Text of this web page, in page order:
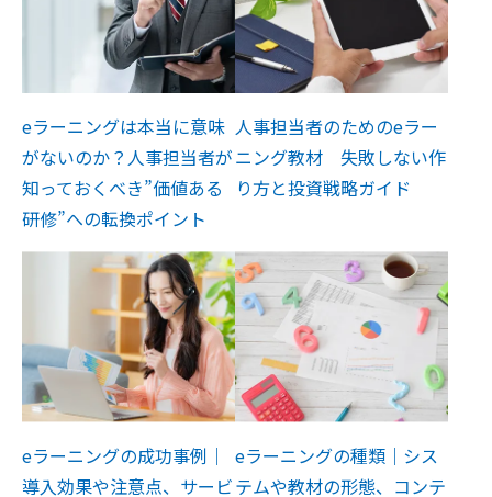
eラーニングは本当に意味
がないのか？人事担当者が
知っておくべき”価値ある
研修”への転換ポイント
人事担当者のためのeラー
ニング教材 失敗しない作
り方と投資戦略ガイド
eラーニングの成功事例｜
導入効果や注意点、サービ
eラーニングの種類｜シス
テムや教材の形態、コンテ